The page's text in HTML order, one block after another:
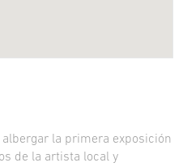
albergar la primera exposición
de la artista local y